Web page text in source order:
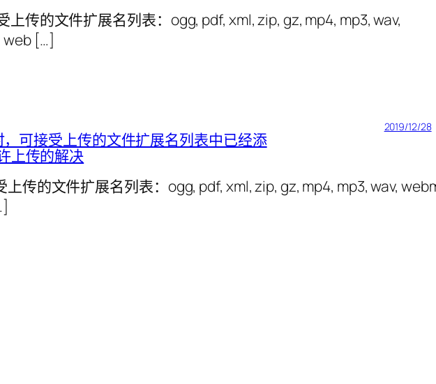
上传的文件扩展名列表：ogg, pdf, xml, zip, gz, mp4, mp3, wav,
web […]
，可接受上传的文件扩展名列表中已经添
上传的解决
2019/12/28
上传的文件扩展名列表：ogg, pdf, xml, zip, gz, mp4, mp3, wav,